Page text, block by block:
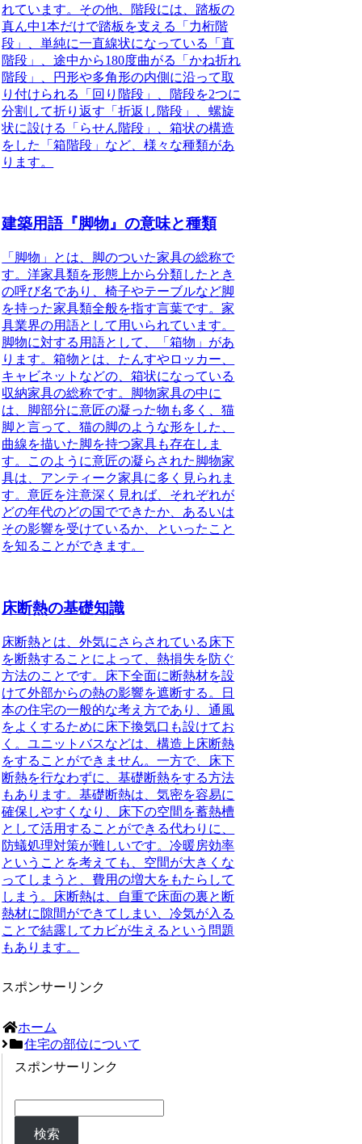
れています。その他、階段には、踏板の
真ん中1本だけで踏板を支える「力桁階
段」、単純に一直線状になっている「直
階段」、途中から180度曲がる「かね折れ
階段」、円形や多角形の内側に沿って取
り付けられる「回り階段」、階段を2つに
分割して折り返す「折返し階段」、螺旋
状に設ける「らせん階段」、箱状の構造
をした「箱階段」など、様々な種類があ
ります。
建築用語『脚物』の意味と種類
「脚物」とは、脚のついた家具の総称で
す。洋家具類を形態上から分類したとき
の呼び名であり、椅子やテーブルなど脚
を持った家具類全般を指す言葉です。家
具業界の用語として用いられています。
脚物に対する用語として、「箱物」があ
ります。箱物とは、たんすやロッカー、
キャビネットなどの、箱状になっている
収納家具の総称です。脚物家具の中に
は、脚部分に意匠の凝った物も多く、猫
脚と言って、猫の脚のような形をした、
曲線を描いた脚を持つ家具も存在しま
す。このように意匠の凝らされた脚物家
具は、アンティーク家具に多く見られま
す。意匠を注意深く見れば、それぞれが
どの年代のどの国でできたか、あるいは
その影響を受けているか、といったこと
を知ることができます。
床断熱の基礎知識
床断熱とは、外気にさらされている床下
を断熱することによって、熱損失を防ぐ
方法のことです。床下全面に断熱材を設
けて外部からの熱の影響を遮断する。日
本の住宅の一般的な考え方であり、通風
をよくするために床下換気口も設けてお
く。ユニットバスなどは、構造上床断熱
をすることができません。一方で、床下
断熱を行なわずに、基礎断熱をする方法
もあります。基礎断熱は、気密を容易に
確保しやすくなり、床下の空間を蓄熱槽
として活用することができる代わりに、
防蟻処理対策が難しいです。冷暖房効率
ということを考えても、空間が大きくな
ってしまうと、費用の増大をもたらして
しまう。
床断熱は、自重で床面の裏と断
熱材に隙間ができてしまい、冷気が入る
ことで結露してカビが生えるという問題
もあります。
スポンサーリンク
ホーム
住宅の部位について
スポンサーリンク
検索